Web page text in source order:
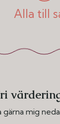
Alla till
gärna mig